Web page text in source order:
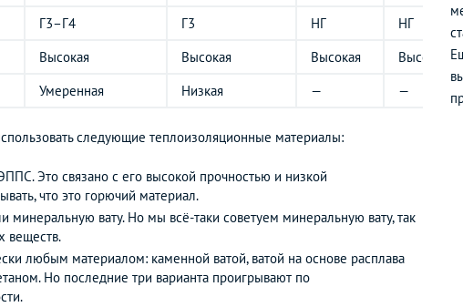
Г3–Г4 Г3 НГ
НГ
Высокая Высокая Высокая
Высокая
Умеренная Низкая — —
следующие теплоизоляционные материалы:
Это связано с его высокой прочностью и низкой
что это горючий материал.
вату. Но мы всё-таки советуем минеральную вату, так
веществ.
любым материалом: каменной ватой, ватой на основе расплава
Но последние три варианта проигрывают по